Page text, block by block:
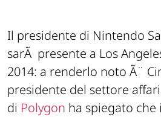
Il presidente di Nintendo
sarÃ presente a Los
2014: a renderlo noto Ã¨
presidente del settore
di Polygon ha spiegato